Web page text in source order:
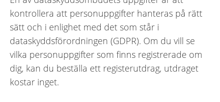
kontrollera att personuppgifter hanteras på rätt
sätt och i enlighet med det som står i
dataskyddsförordningen (GDPR). Om du vill se
vilka personuppgifter som finns registrerade om
dig, kan du beställa ett registerutdrag, utdraget
kostar inget.